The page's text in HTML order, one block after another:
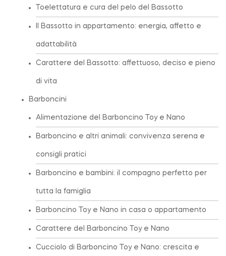
Toelettatura e cura del pelo del Bassotto
Il Bassotto in appartamento: energia, affetto e
adattabilità
Carattere del Bassotto: affettuoso, deciso e pieno
di vita
Barboncini
Alimentazione del Barboncino Toy e Nano
Barboncino e altri animali: convivenza serena e
consigli pratici
Barboncino e bambini: il compagno perfetto per
tutta la famiglia
Barboncino Toy e Nano in casa o appartamento
Carattere del Barboncino Toy e Nano
Cucciolo di Barboncino Toy e Nano: crescita e